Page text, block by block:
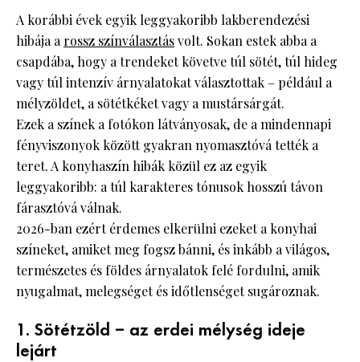
A korábbi évek egyik leggyakoribb lakberendezési
hibája a rossz színválasztásvolt. Sokan estek abba a
csapdába, hogy a trendeket követve túl sötét, túl hideg
vagy túl intenzív árnyalatokat választottak – például a
mélyzöldet, a sötétkéket vagy a mustársárgát.
Ezek a színek a fotókon látványosak, de a mindennapi
fényviszonyok között gyakran nyomasztóvá tették a
teret. A konyhaszín hibák közül ez az egyik
leggyakoribb: a túl karakteres tónusok hosszú távon
fárasztóvá válnak.
2026-ban ezért érdemes elkerülni ezeket a konyhai
színeket, amiket meg fogsz bánni, és inkább a világos,
természetes és földes árnyalatok felé fordulni, amik
nyugalmat, melegséget és időtlenséget sugároznak.
1. Sötétzöld – az erdei mélység ideje
lejárt